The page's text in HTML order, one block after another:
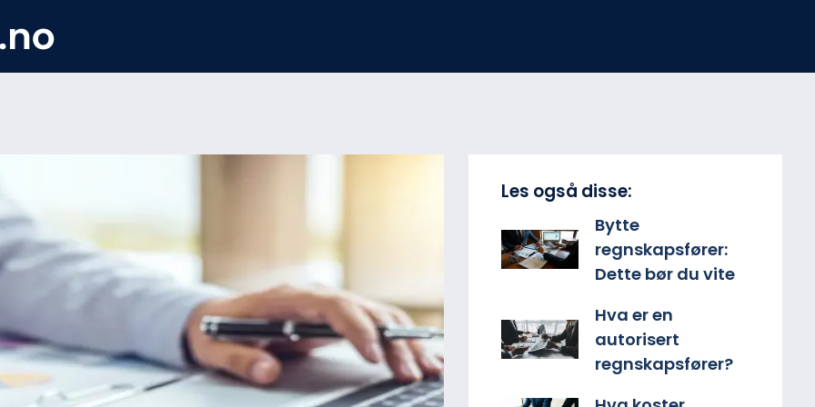
Les også disse:
Bytte
regnskapsfører:
Dette bør du vite
Hva er en
autorisert
regnskapsfører?